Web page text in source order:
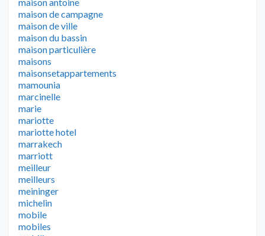
maison de campagne
maison de ville
maison du bassin
maison particulière
maisons
maisonsetappartements
mamounia
marcinelle
marie
mariotte
mariotte hotel
marrakech
marriott
meilleur
meilleurs
meininger
michelin
mobile
mobiles